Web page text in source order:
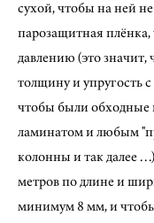
сухой, чтобы на ней
парозащитная
давлению (это значит,
толщину и упругость
чтобы были
ламинатом и любым
колонны и так далее
метров по длине и
минимум 8 мм, и